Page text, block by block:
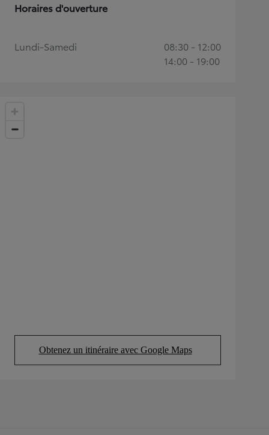
Obtenez un itinéraire avec Google Maps
(Opens in new tab)
Horaires d'ouverture
Lundi-Samedi
08:30 - 12:00
14:00 - 19:00